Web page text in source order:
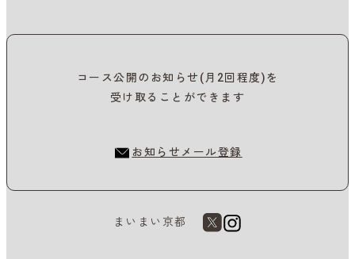
コース公開のお知らせ(月2回程度)を
受け取ることができます
お知らせメール登録
まいまい京都